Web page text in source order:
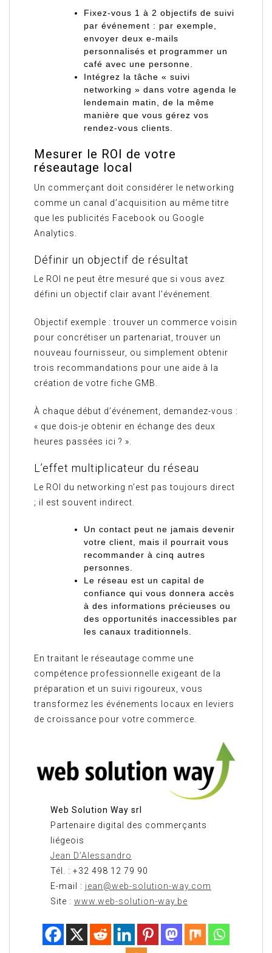
Fixez-vous 1 à 2 objectifs de suivi
par événement : par exemple,
envoyer deux e-mails
personnalisés et programmer un
café avec une personne.
Intégrez la tâche « suivi
networking » dans votre agenda le
lendemain matin, de la même
manière que vous gérez vos
rendez-vous clients.
Mesurer le ROI de votre
réseautage local
Un commerçant doit considérer le networking
comme un canal d’acquisition au même titre
que les publicités Facebook ou Google
Analytics.
Définir un objectif de résultat
Le ROI ne peut être mesuré que si vous avez
défini un objectif clair avant l’événement.
Objectif exemple : trouver un commerce voisin
pour concrétiser un partenariat, trouver un
nouveau fournisseur, ou simplement obtenir
trois recommandations pour une aide à la
création de votre fiche GMB.
À chaque début d’événement, demandez-vous :
« que dois-je obtenir en échange des deux
heures passées ici ? ».
L’effet multiplicateur du réseau
Le ROI du networking n’est pas toujours direct
; il est souvent indirect.
Un contact peut ne jamais devenir
votre client, mais il pourrait vous
recommander à cinq autres
personnes.
Le réseau est un capital de
confiance qui vous donnera accès
à des informations précieuses ou
des opportunités inaccessibles par
les canaux traditionnels.
En traitant le réseautage comme une
compétence professionnelle exigeant de la
préparation et un suivi rigoureux, vous
transformez les événements locaux en leviers
de croissance pour votre commerce.
Web Solution Way srl
Partenaire digital des commerçants
liégeois
Jean D’Alessandro
Tél. : +32 498 12 79 90
E-mail : jean@web-solution-way.com
Site : www.web-solution-way.be